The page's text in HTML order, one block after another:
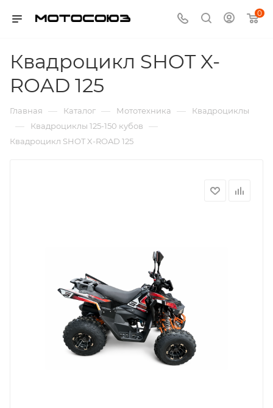
0
Квадроцикл SHOT X-
ROAD 125
Главная — Каталог — Мототехника — Квадроциклы
— Квадроциклы 125-150 кубов —
Квадроцикл SHOT X-ROAD 125